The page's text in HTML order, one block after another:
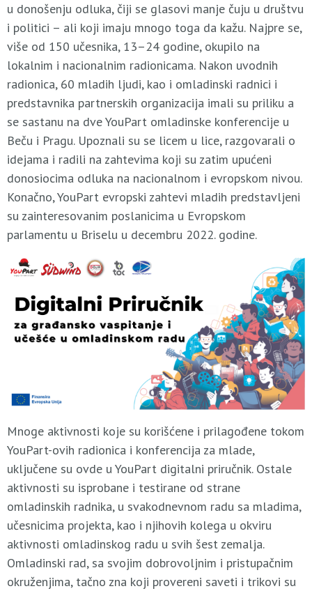
u donošenju odluka, čiji se glasovi manje čuju u društvu
i politici – ali koji imaju mnogo toga da kažu. Najpre se,
više od 150 učesnika, 13–24 godine, okupilo na
lokalnim i nacionalnim radionicama. Nakon uvodnih
radionica, 60 mladih ljudi, kao i omladinski radnici i
predstavnika partnerskih organizacija imali su priliku a
se sastanu na dve YouPart omladinske konferencije u
Beču i Pragu. Upoznali su se licem u lice, razgovarali o
idejama i radili na zahtevima koji su zatim upućeni
donosiocima odluka na nacionalnom i evropskom nivou.
Konačno, YouPart evropski zahtevi mladih predstavljeni
su zainteresovanim poslanicima u Evropskom
parlamentu u Briselu u decembru 2022. godine.
Mnoge aktivnosti koje su korišćene i prilagođene tokom
YouPart-ovih radionica i konferencija za mlade,
uključene su ovde u YouPart digitalni priručnik. Ostale
aktivnosti su isprobane i testirane od strane
omladinskih radnika, u svakodnevnom radu sa mladima,
učesnicima projekta, kao i njihovih kolega u okviru
aktivnosti omladinskog radu u svih šest zemalja.
Omladinski rad, sa svojim dobrovoljnim i pristupačnim
okruženjima, tačno zna koji provereni saveti i trikovi su